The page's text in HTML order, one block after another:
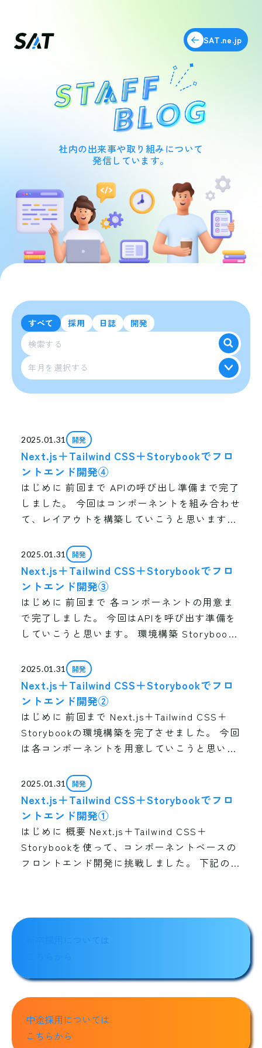
SAT.ne.jp
社内の出来事や取り組みについて
発信しています。
すべて 採用 日誌 開発
年月を選択する
Next.js
2025.01.31 開発
Next.js＋Tailwind CSS＋Storybookでフロ
ントエンド開発④
はじめに 前回まで APIの呼び出し準備まで完了
しました。 今回はコンポーネントを組み合わせ
て、レイアウトを構築していこうと思います。
2025.01.31 開発
Next.js＋Tailwind CSS＋Storybookでフロ
ントエンド開発③
はじめに 前回まで 各コンポーネントの用意ま
で完了しました。 今回はAPIを呼び出す準備を
していこうと思います。 環境構築 Storybook
び出し コンポーネントを組み合わ […]
2025.01.31 開発
Next.js＋Tailwind CSS＋Storybookでフロ
ントエンド開発②
はじめに 前回まで Next.js＋Tailwind CSS＋
Storybookの環境構築を完了させました。 今回
は各コンポーネントを用意していこうと思いま
ポーネントを […]
2025.01.31 開発
Next.js＋Tailwind CSS＋Storybookでフロ
ントエンド開発①
はじめに 概要 Next.js＋Tailwind CSS＋
Storybookを使って、コンポーネントベースの
フロントエンド開発に挑戦しました。 下記の順
新卒採用については
中途採用については
こちらから